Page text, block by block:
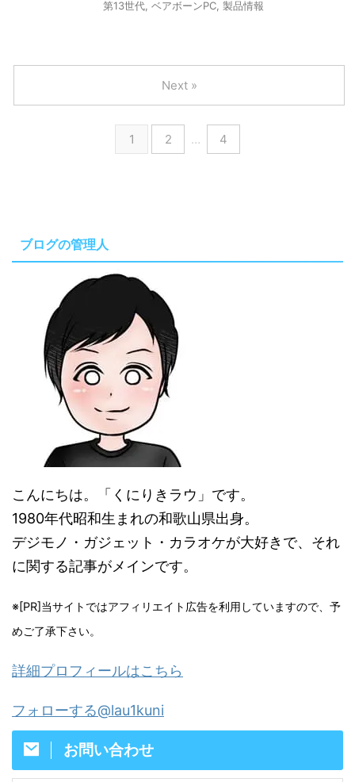
第13世代 ベアボーンPC 製品情報
1 2 … 4
Next »
ブログの管理人
こんにちは。「くにりきラウ」です。
1980年代昭和生まれの和歌山県出身。
デジモノ・ガジェット・カラオケが大好きで、それ
に関する記事がメインです。
※[PR]当サイトではアフィリエイト広告を利用していますので、予
めご了承下さい。
詳細プロフィールはこちら
フォローする@lau1kuni
お問い合わせ